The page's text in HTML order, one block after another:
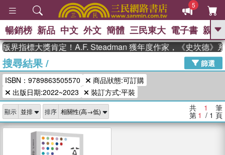
5
GO
高希均教授回憶錄
、 The Odyssey 、 父親節 、 如果歷
史是一群喵 、
獎 臺灣漫遊錄
登輝時代 、 數學女孩：黎曼猜想 、
偉大的迷走神經
暢銷榜 新品 中文 外文 簡體 三民東大 電子書 親子
界指標大獎肯定！A.F. Steadman 獲年度作家，《史坎德》
搜尋結果/
篩選
ISBN：9789863505570
商品狀態:可訂購
出版日期:2022~2023
裝訂方式:平裝
顯示 排序 共 1 筆
第 1 / 1 頁